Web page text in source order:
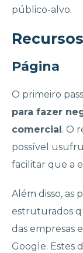
público-alvo.
Página
O primeiro
para fazer
comercial. O
possível
facilitar que a
Além disso, as
estruturados
das empresas
Google. Estes